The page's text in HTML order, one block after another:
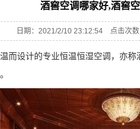
酒窖空调哪家好,酒窖
日期：2021/2/10 23:12:54 点击次
设计的专业恒温恒湿空调，亦称